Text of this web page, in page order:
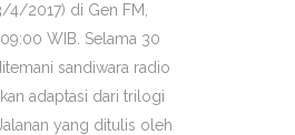
4/2017) di Gen FM,
WIB. Selama 30
sandiwara radio
adaptasi dari trilogi
yang ditulis oleh